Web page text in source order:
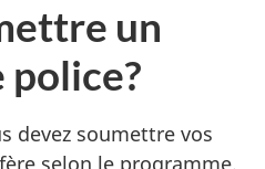
un
devez soumettre vos
selon le programme.